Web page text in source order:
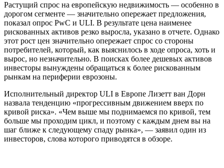
Растущий спрос на европейскую недвижимость — особенно в
дорогом сегменте — значительно опережает предложения,
показал опрос PwC и ULI. В результате цена наименее
рискованных активов резко выросла, указано в отчете. Однако
этот рост цен значительно опережает спрос со стороны
потребителей, который, как выяснилось в ходе опроса, хоть и
вырос, но незначительно. В поисках более дешевых активов
инвесторы вынуждены обращаться к более рискованным
рынкам на периферии еврозоны.
Исполнительный директор ULI в Европе Лизетт ван Дорн
назвала тенденцию «прогрессивным движением вверх по
кривой риска». «Чем выше мы поднимаемся по кривой, тем
больше мы проходим цикл, и поэтому с каждым днем вы на
шаг ближе к следующему спаду рынка», — заявил один из
инвесторов, слова которого приводятся в обзоре.